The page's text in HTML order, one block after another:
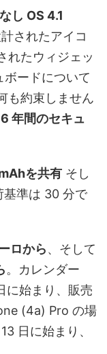
なし OS 4.1
されたアイコ
れたウィジェッ
ボードについて
も約束しません
年間のセキュ
を共有 そし
基準は 30 分で
ロから、そして
。カレンダー
に始まり、販売
(4a) Pro の場
日に始まり、